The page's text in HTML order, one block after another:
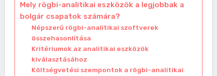
Mely rögbi-analitikai eszközök a legjobbak a
bolgár csapatok számára?
Népszerű rögbi-analitikai szoftverek
összehasonlítása
Kritériumok az analitikai eszközök
kiválasztásához
Költségvetési szempontok a rögbi-analitikai